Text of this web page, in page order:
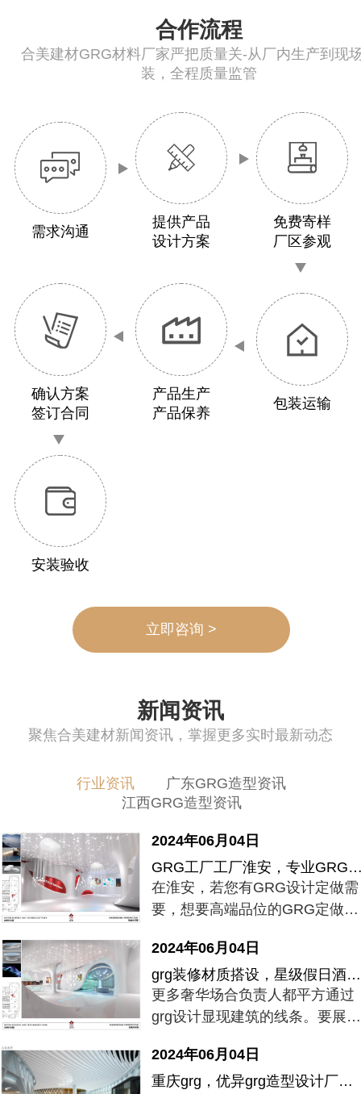
合作流程
合美建材GRG材料厂家严把质量关-从厂内生产到现
装，全程质量监管
需求沟通
提供产品
设计方案
免费寄样
厂区参观
确认方案
签订合同
产品生产
产品保养
包装运输
安装验收
立即咨询 >
新闻资讯
聚焦合美建材新闻资讯，掌握更多实时最新动态
行业资讯
广东GRG造型资讯
江西GRG造型资讯
2024年06月04日
GRG工厂工厂淮安，专业GRG设计生产商为中心城市酒店提供
在淮安，若您有GRG设计定做需
要，想要高端品位的GRG定做设
GRG设计定做展示设计图及方
案。
2024年06月04日
grg装修材质搭设，星级假日酒店现代欧式grg制作设计搭设范例分享！
更多奢华场合负责人都平方通过
grg设计显现建筑的线条。要展示
案及展示设计图很重要，下面是
合美建材grg工厂为茂名市某星级
2024年06月04日
重庆grg，优异grg造型设计厂家为别墅提供欧式风grg造型设计范例！